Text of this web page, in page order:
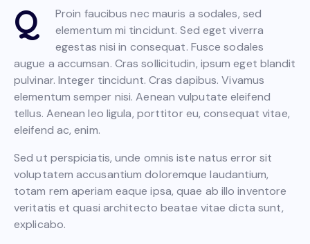
Q
Proin faucibus nec mauris a sodales, sed
elementum mi tincidunt. Sed eget viverra
egestas nisi in consequat. Fusce sodales
augue a accumsan. Cras sollicitudin, ipsum eget blandit
pulvinar. Integer tincidunt. Cras dapibus. Vivamus
elementum semper nisi. Aenean vulputate eleifend
tellus. Aenean leo ligula, porttitor eu, consequat vitae,
eleifend ac, enim.
Sed ut perspiciatis, unde omnis iste natus error sit
voluptatem accusantium doloremque laudantium,
totam rem aperiam eaque ipsa, quae ab illo inventore
veritatis et quasi architecto beatae vitae dicta sunt,
explicabo.